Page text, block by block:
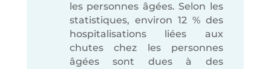
les personnes âgées. Selon les
statistiques, environ 12 % des
hospitalisations liées aux
chutes chez les personnes
âgées sont dues à des